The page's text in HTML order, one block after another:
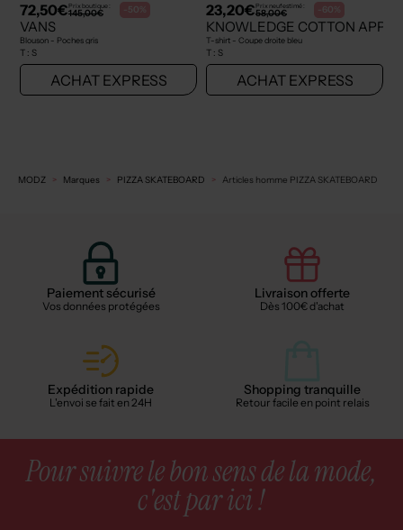
72,50€Prix boutique :
145,00€ -50%
VANS
Blouson - Poches gris
T : S
ACHAT EXPRESS
23,20€Prix neuf estimé :
58,00€ -60%
KNOWLEDGE COTTON
T-shirt - Coupe droite bleu
T : S
ACHAT EXPRESS
MODZ Marques PIZZA SKATEBOARD Articles homme PIZZA SKATEBOARD
Paiement sécurisé
Vos données protégées
Livraison offerte
Dès 100€ d'achat
Expédition rapide
L'envoi se fait en 24H
Shopping tranquille
Retour facile en point relais
Pour suivre le bon sens de la mode,
c'est par ici !